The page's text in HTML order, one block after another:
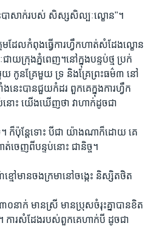
ាសាក់របស់ សិស្សសិល្បៈល្ខោន"។
ែលកំពុងធ្វើការហ្វឹកហាត់សំដែងល្ខោន
យក្រុងភ្នំពេញ។នៅក្នុងបន្ទប់ថ្ម ប្រក់
កូនគ្រែមួយ ទ្រ និងគ្រែព្រះធម៌៣ នៅ
នេះបានជួយកំដរ ពួកគេក្នុងការហ្វឹក
ោះ យើងឃើញថា វាហាក់ដូចជា
។ ក៏ប៉ុន្តែទោះ បីជា យ៉ាងណាក៏ដោយ គេ
ចេញពីបន្ទប់នោះ ជានិច្ច។
ៅមានចងក្រមានៅចង្កេះ និស្សិតថិត
នាក់ មានស្រី មានប្រុសចំរុះគ្នាបានខិត
ការសំដែងរបស់ពួកគេហាក់បី ដូចជា